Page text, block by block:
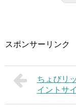
スポンサーリンク
ちょびリ
イントサ